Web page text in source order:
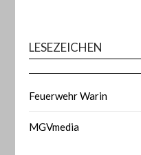
LESEZEICHEN
Feuerwehr Warin
MGVmedia